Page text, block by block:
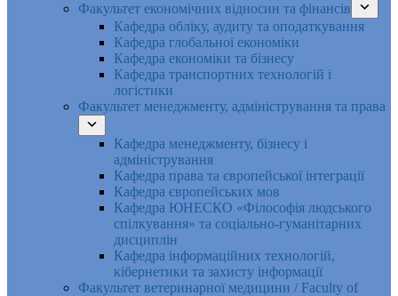
Факультет економічних відносин та фінансів
Кафедра обліку, аудиту та оподаткування
Кафедра глобальної економіки
Кафедра економіки та бізнесу
Кафедра транспортних технологій і
логістики
Факультет менеджменту, адміністрування та права
Кафедра менеджменту, бізнесу і
адміністрування
Кафедра права та європейської інтеграції
Кафедра європейських мов
Кафедра ЮНЕСКО «Філософія людського
спілкування» та соціально-гуманітарних
дисциплін
Кафедра інформаційних технологій,
кібернетики та захисту інформації
Факультет ветеринарної медицини / Faculty of